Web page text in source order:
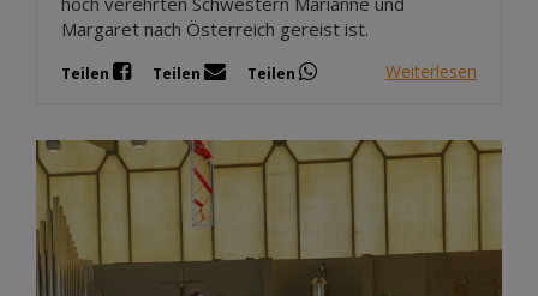
Margaret nach Österreich gereist ist.
Teilen Teilen Teilen Weiterlesen